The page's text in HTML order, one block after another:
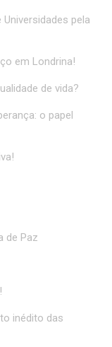
pela
em Londrina!
de vida?
o papel
de Paz
inédito das